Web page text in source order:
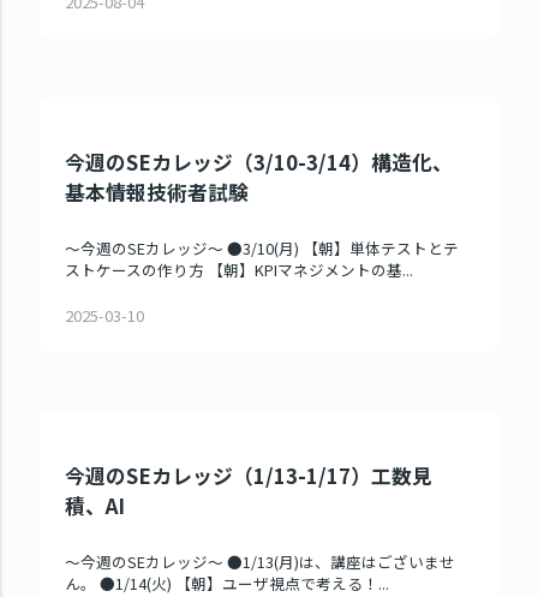
今週のSEカレッジ（3/10-3/14）構造化、
基本情報技術者試験
～今週のSEカレッジ～ ●3/10(月) 【朝】単体テストとテ
ストケースの作り方 【朝】KPIマネジメントの基...
2025-03-10
今週のSEカレッジ（1/13-1/17）工数見
積、AI
～今週のSEカレッジ～ ●1/13(月)は、講座はございませ
ん。 ●1/14(火) 【朝】ユーザ視点で考える！...